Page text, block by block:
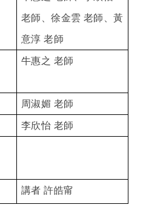
老師、徐金雲 老師、黃
意淳 老師
牛惠之 老師
周淑媚 老師
李欣怡 老師
講者 許皓甯